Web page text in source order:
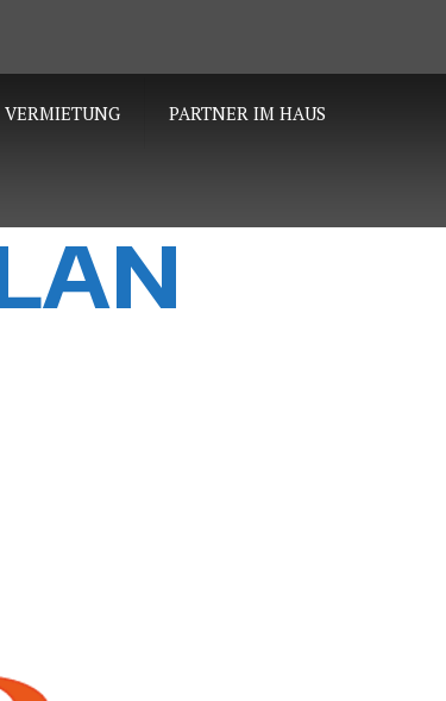
VERMIETUNG PARTNER IM HAUS